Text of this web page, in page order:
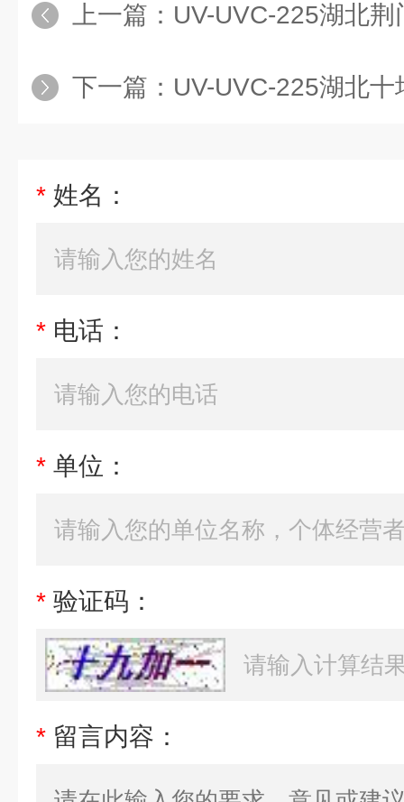
上一篇： UV-UVC-225湖北荆门管道式紫
下一篇： UV-UVC-225湖北十堰管道式紫
* 姓名：
* 电话：
* 单位：
* 验证码：
* 留言内容：